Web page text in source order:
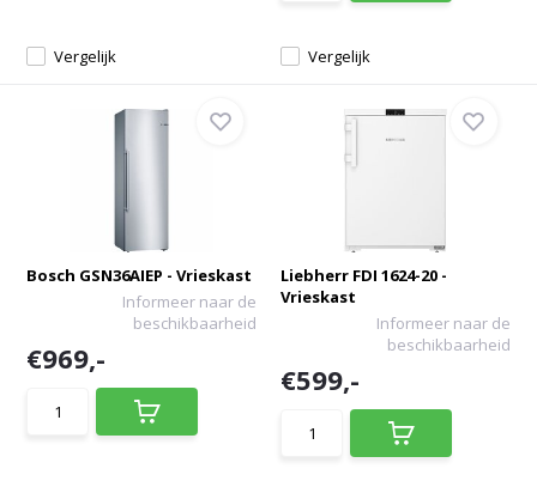
Vergelijk Vergelijk
Bosch GSN36AIEP - Vrieskast
Informeer naar de
beschikbaarheid
€969,-
Liebherr FDI 1624-20 -
Vrieskast
Informeer naar de
beschikbaarheid
€599,-